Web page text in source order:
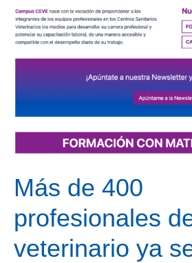
Más de 400
profesionales
veterinario ya